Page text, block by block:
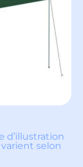
d’illustration
selon